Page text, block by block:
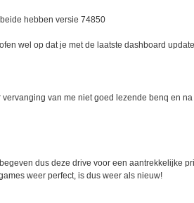
hebben versie 74850
wel op dat je met de laatste dashboard
vervanging van me niet goed lezende benq en
dus deze drive voor een aantrekkelijke
weer perfect, is dus weer als nieuw!